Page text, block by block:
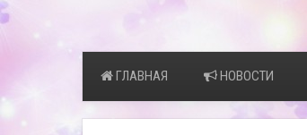
ГЛАВНАЯ НОВОСТИ